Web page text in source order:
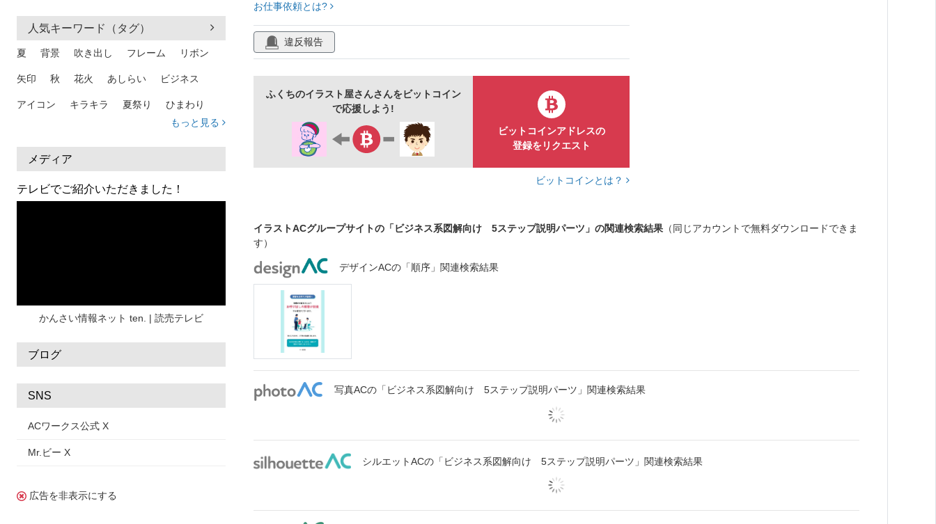
人気キーワード（タグ）
夏 背景 吹き出し フレーム リボン
矢印 秋 花火 あしらい ビジネス
アイコン キラキラ 夏祭り ひまわり
熱中症
人物 暑中見舞い
日本地図 海
もっと見る
メディア
テレビでご紹介いただきました！
かんさい情報ネット ten. | 読売テレビ
ブログ
SNS
ACワークス公式 X
Mr.ビー X
広告を非表示にする
お仕事依頼とは?
違反報告
ふくちのイラスト屋さんさんをビットコイン
で応援しよう!
ビットコインアドレスの
登録をリクエスト
ビットコインとは？
イラストACグループサイトの「ビジネス系図解向け 5ステップ説明パーツ」の関連検索結果 （同じアカウントで無料ダウンロードできま
す）
デザインACの「順序」関連検索結果
写真ACの「ビジネス系図解向け 5ステップ説明パーツ」関連検索結果
シルエットACの「ビジネス系図解向け 5ステップ説明パーツ」関連検索結果